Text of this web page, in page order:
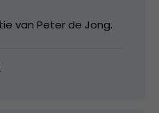
van Peter de Jong.